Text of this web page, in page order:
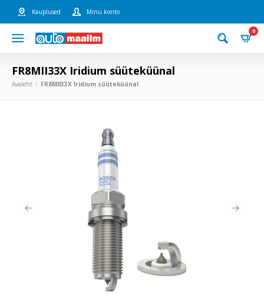
Kauplused Minu konto
0
FR8MII33X Iridium süüteküünal
Avaleht FR8MII33X Iridium süüteküünal